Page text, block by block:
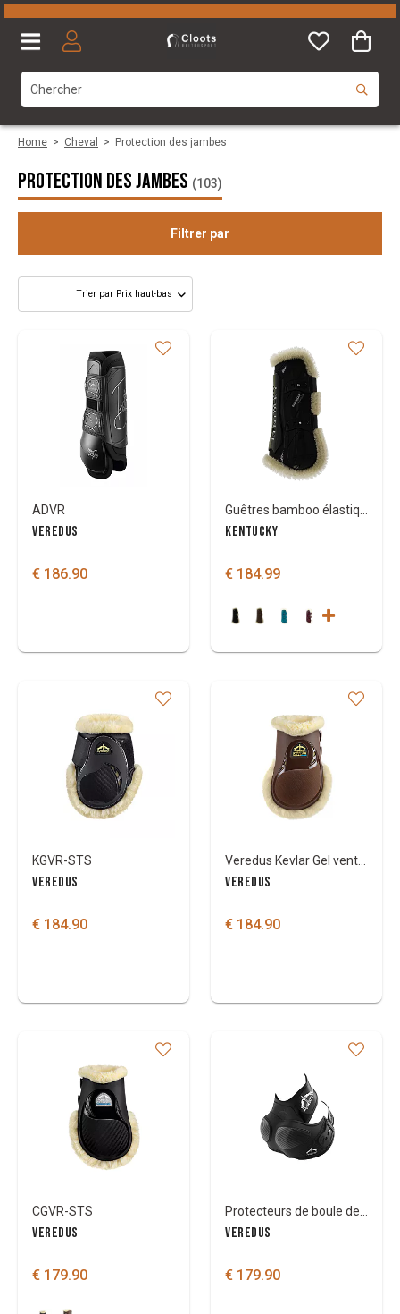
Home > Cheval > Protection des jambes
Protection des jambes (103)
Filtrer par
ADVR
VEREDUS
€ 186.90
KENTUCKY
€ 184.99
KGVR-STS
VEREDUS
€ 184.90
VEREDUS
€ 184.90
CGVR-STS
VEREDUS
€ 179.90
VEREDUS
€ 179.90